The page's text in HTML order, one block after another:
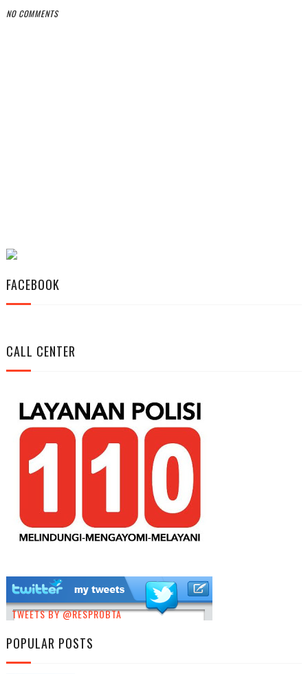
NO COMMENTS
FACEBOOK
CALL CENTER
TWEETS BY @RESPROBTA
POPULAR POSTS